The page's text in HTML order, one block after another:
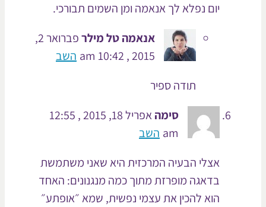
יום נפלא לך אנאמה ומן השמים תבורכי.
אנאמה טל מילר
פברואר 2,
2015 , 10:42 am
השב
תודה ספיר
סימה
אפריל 18, 2015 , 12:55
am
השב
אצלי הבעיה המרכזית היא שאני משתמשת
בדאגה מופרזת מתוך כמה מנגנונים: האחד
הוא להכין את עצמי נפשית, שמא ״אופתע״